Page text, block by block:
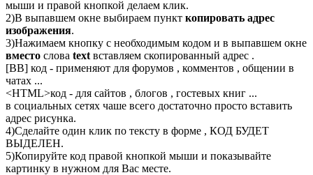
мыши и правой кнопкой делаем клик.
2)В выпавшем окне выбираем пункт копировать адрес
изображения.
3)Нажимаем кнопку с необходимым кодом и в выпавшем окне
вместо слова text вставляем скопированный адрес .
[BB] код - применяют для форумов , комментов , общении в
чатах ...
<HTML>код - для сайтов , блогов , гостевых книг ...
в социальных сетях чаше всего достаточно просто вставить
адрес рисунка.
4)Сделайте один клик по тексту в форме , КОД БУДЕТ
ВЫДЕЛЕН.
5)Копируйте код правой кнопкой мыши и показывайте
картинку в нужном для Вас месте.